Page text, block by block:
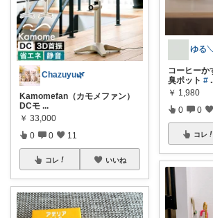
Chazuyu🌿
Kamomefan（カモメファン）
DCモ ...
￥ 33,000
0 0 11
コレ いいね
ゆる
コーヒーか
臭ポット #
￥ 1,980
0 0
コレ